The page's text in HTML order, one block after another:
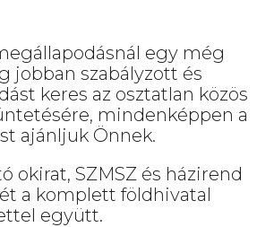
egy még
jobban szabályzott és
keres az osztatlan közös
mindenképpen a
ajánljuk Önnek.
okirat, SZMSZ és házirend
a komplett földhivatal
együtt.